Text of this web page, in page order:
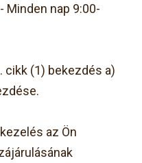
Minden nap 9:00-
cikk (1) bekezdés a)
az Ön